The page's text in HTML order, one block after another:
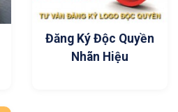
Đăng Ký Độc Quyền
Nhãn Hiệu